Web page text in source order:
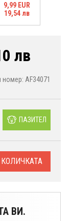
9,99 EUR
19,54 лв
лв
AF34071
ПАЗИТЕЛ
ВИ.